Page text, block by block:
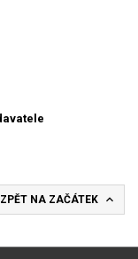
ZPĚT NA ZAČÁTEK 